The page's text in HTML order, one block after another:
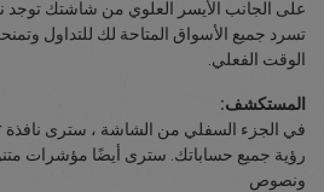
تسرد جميع الأسواق المتاحة لك للتداول
الوقت الفعلي.
المستكشف:
رؤية جميع حساباتك. سترى أيضًا مؤشرات
ونصوص